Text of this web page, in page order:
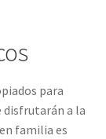
para
disfrutarán a la
familia es